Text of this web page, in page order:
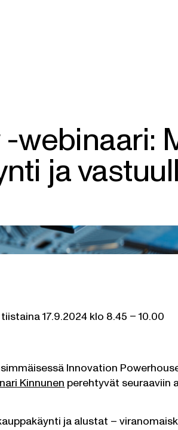
webinaari:
ja
17.9.2024 klo 8.45 – 10.00
Innovation
Kinnunenperehtyvät seuraaviin
ja alustat –